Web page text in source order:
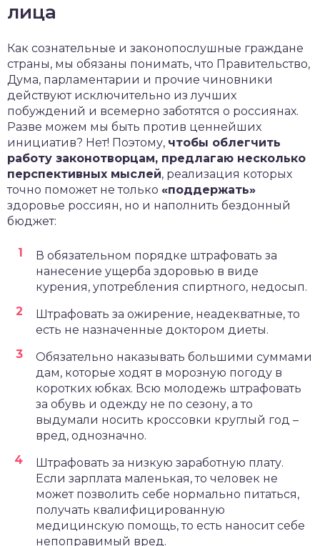
лица
Как сознательные и законопослушные граждане
страны, мы обязаны понимать, что Правительство,
Дума, парламентарии и прочие чиновники
действуют исключительно из лучших
побуждений и всемерно заботятся о россиянах.
Разве можем мы быть против ценнейших
инициатив? Нет! Поэтому, чтобы облегчить
работу законотворцам, предлагаю несколько
перспективных мыслей, реализация которых
точно поможет не только «поддержать»
здоровье россиян, но и наполнить бездонный
бюджет:
В обязательном порядке штрафовать за
нанесение ущерба здоровью в виде
курения, употребления спиртного, недосып.
Штрафовать за ожирение, неадекватные, то
есть не назначенные доктором диеты.
Обязательно наказывать большими суммами
дам, которые ходят в морозную погоду в
коротких юбках. Всю молодежь штрафовать
за обувь и одежду не по сезону, а то
выдумали носить кроссовки круглый год –
вред, однозначно.
Штрафовать за низкую заработную плату.
Если зарплата маленькая, то человек не
может позволить себе нормально питаться,
получать квалифицированную
медицинскую помощь, то есть наносит себе
непоправимый вред.